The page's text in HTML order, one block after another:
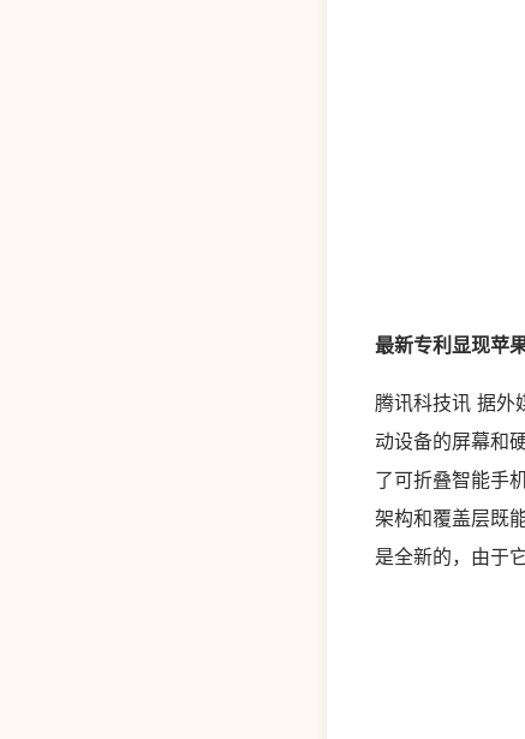
最新专利显现苹
腾讯科技讯 据外
动设备的屏幕和
了可折叠智能手
架构和覆盖层既
是全新的，由于